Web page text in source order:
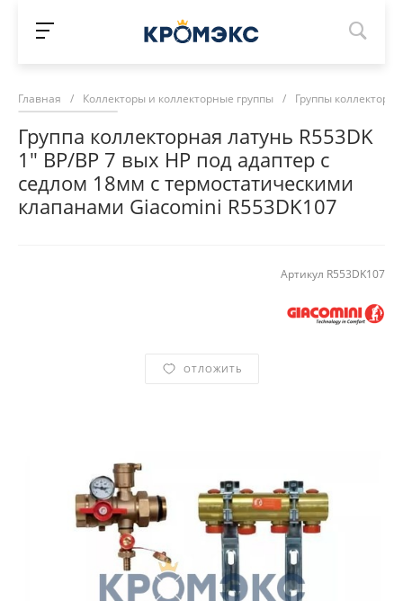
Главная / Коллекторы и коллекторные группы / Группы
Группа коллекторная латунь R553DK
1" ВР/ВР 7 вых НР под адаптер с
седлом 18мм с термостатическими
клапанами Giacomini R553DK107
Артикул R553DK107
ОТЛОЖИТЬ